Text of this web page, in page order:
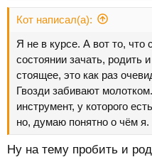
Кот написал(а):
Я не в курсе. А вот то, что
состоянии зачать, родить
стоящее, это как раз
Гвозди забивают
инструмент, у которого
но, думаю понятно о чём я.
Ну на тему пробить и